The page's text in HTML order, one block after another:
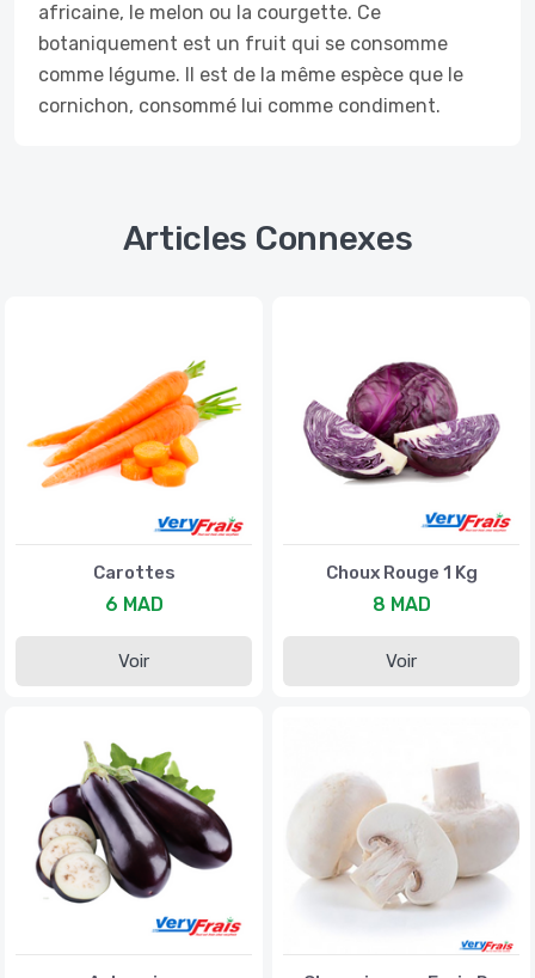
africaine, le melon ou la courgette. Ce
botaniquement est un fruit qui se consomme
comme légume. Il est de la même espèce que le
cornichon, consommé lui comme condiment.
Articles Connexes
Carottes
6 MAD
Voir
Choux Rouge 1 Kg
8 MAD
Voir